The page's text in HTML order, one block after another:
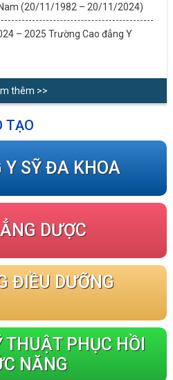
(20/11/1982 – 20/11/2024)
– 2025 Trường Cao đẳng Y
thêm >>
TẠO
Y SỸ ĐA KHOA
DƯỢC
ĐIỀU DƯỠNG
THUẬT PHỤC HỒI
NĂNG